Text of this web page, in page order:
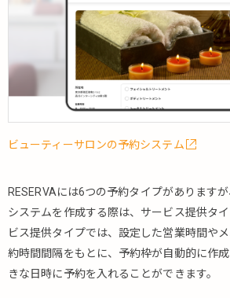
ビューティーサロンの予約システム
RESERVAには6つの予約タイプがあります
システムを作成する際は、サービス提供タ
ビス提供タイプでは、設定した営業時間や
約時間間隔をもとに、予約枠が自動的に作
きな日時に予約を入れることができます。